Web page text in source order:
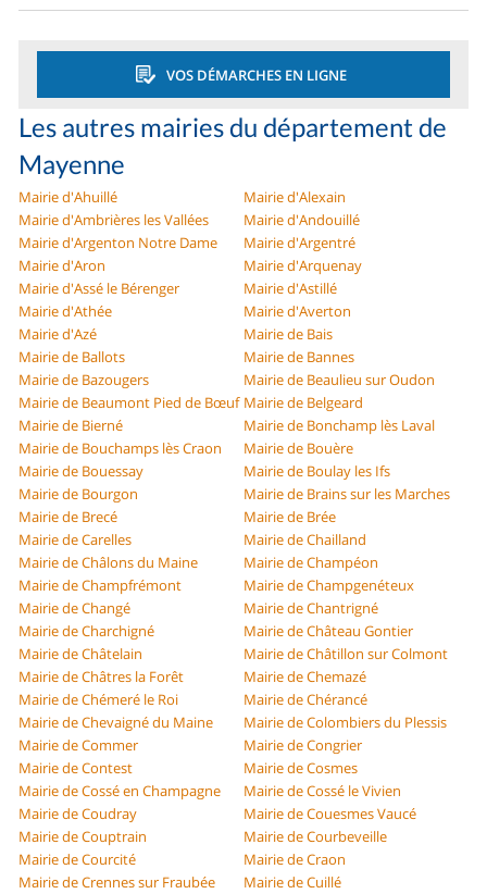
VOS DÉMARCHES EN LIGNE
Les autres mairies du département de
Mayenne
Mairie d'Ahuillé
Mairie d'Alexain
Mairie d'Ambrières les Vallées
Mairie d'Andouillé
Mairie d'Argenton Notre Dame
Mairie d'Argentré
Mairie d'Aron
Mairie d'Arquenay
Mairie d'Assé le Bérenger
Mairie d'Astillé
Mairie d'Athée
Mairie d'Averton
Mairie d'Azé
Mairie de Bais
Mairie de Ballots
Mairie de Bannes
Mairie de Bazougers
Mairie de Beaulieu sur Oudon
Mairie de Beaumont Pied de Bœuf Mairie de Belgeard
Mairie de Bierné
Mairie de Bonchamp lès Laval
Mairie de Bouchamps lès Craon
Mairie de Bouère
Mairie de Bouessay
Mairie de Boulay les Ifs
Mairie de Bourgon
Mairie de Brains sur les Marches
Mairie de Brecé
Mairie de Brée
Mairie de Carelles
Mairie de Chailland
Mairie de Châlons du Maine
Mairie de Champéon
Mairie de Champfrémont
Mairie de Champgenéteux
Mairie de Changé
Mairie de Chantrigné
Mairie de Charchigné
Mairie de Château Gontier
Mairie de Châtelain
Mairie de Châtillon sur Colmont
Mairie de Châtres la Forêt
Mairie de Chemazé
Mairie de Chémeré le Roi
Mairie de Chérancé
Mairie de Chevaigné du Maine
Mairie de Colombiers du Plessis
Mairie de Commer
Mairie de Congrier
Mairie de Contest
Mairie de Cosmes
Mairie de Cossé en Champagne
Mairie de Cossé le Vivien
Mairie de Coudray
Mairie de Couesmes Vaucé
Mairie de Couptrain
Mairie de Courbeveille
Mairie de Courcité
Mairie de Craon
Mairie de Crennes sur Fraubée
Mairie de Cuillé